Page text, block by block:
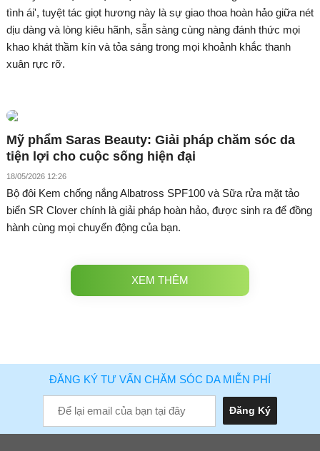
tình ái', tuyệt tác giọt hương này là sự giao thoa hoàn hảo giữa nét
dịu dàng và lòng kiêu hãnh, sẵn sàng cùng nàng đánh thức mọi
khao khát thầm kín và tỏa sáng trong mọi khoảnh khắc thanh
xuân rực rỡ.
Mỹ phẩm Saras Beauty: Giải pháp chăm sóc da
tiện lợi cho cuộc sống hiện đại
18/05/2026 12:26
Bộ đôi Kem chống nắng Albatross SPF100 và Sữa rửa mặt tảo
biển SR Clover chính là giải pháp hoàn hảo, được sinh ra để đồng
hành cùng mọi chuyển động của bạn.
XEM THÊM
ĐĂNG KÝ TƯ VẤN CHĂM SÓC DA MIỄN PHÍ